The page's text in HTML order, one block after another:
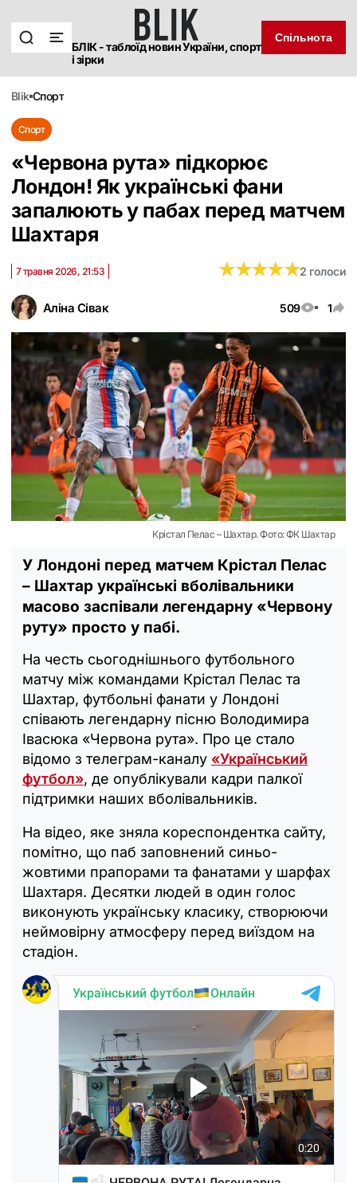
БЛІК - таблоїд новин України, спорт
і зірки
Спільнота
blik спорт
Спорт
«Червона рута» підкорює
Лондон! Як українські фани
запалюють у пабах перед матчем
Шахтаря
Аліна Сівак 509 1
7 травня 2026, 21:53 ★★★★★
★★★★★2 голоси
Крістал Пелас – Шахтар. Фото: ФК Шахтар
У Лондоні перед матчем Крістал Пелас
– Шахтар українські вболівальники
масово заспівали легендарну «Червону
руту» просто у пабі.
На честь сьогоднішнього футбольного
матчу між командами Крістал Пелас та
Шахтар, футбольні фанати у Лондоні
співають легендарну пісню Володимира
Івасюка «Червона рута». Про це стало
відомо з телеграм-каналу «Український
футбол», де опублікували кадри палкої
підтримки наших вболівальників.
На відео, яке зняла кореспондентка сайту,
помітно, що паб заповнений синьо-
жовтими прапорами та фанатами у шарфах
Шахтаря. Десятки людей в один голос
виконують українську класику, створюючи
неймовірну атмосферу перед виїздом на
стадіон.